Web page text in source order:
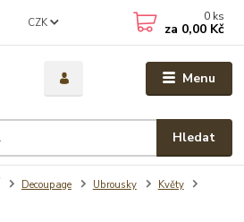
Menu
CZK
Hledat
0 ks
za 0,00 Kč
Decoupage Ubrousky
Květy